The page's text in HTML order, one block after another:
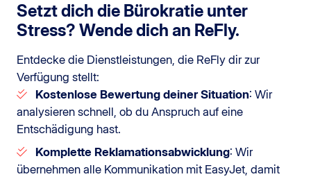
Setzt dich die Bürokratie unter
Stress? Wende dich an ReFly.
Entdecke die Dienstleistungen, die ReFly dir zur
Verfügung stellt:
Kostenlose Bewertung deiner Situation: Wir
analysieren schnell, ob du Anspruch auf eine
Entschädigung hast.
Komplette Reklamationsabwicklung: Wir
übernehmen alle Kommunikation mit EasyJet, damit